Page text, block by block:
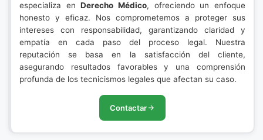
especializa enDerecho Médico, ofreciendo un enfoque
honesto y eficaz. Nos comprometemos a proteger sus
intereses con responsabilidad, garantizando claridad y
empatía en cada paso del proceso legal. Nuestra
reputación se basa en la satisfacción del cliente,
asegurando resultados favorables y una comprensión
profunda de los tecnicismos legales que afectan su caso.
Contactar